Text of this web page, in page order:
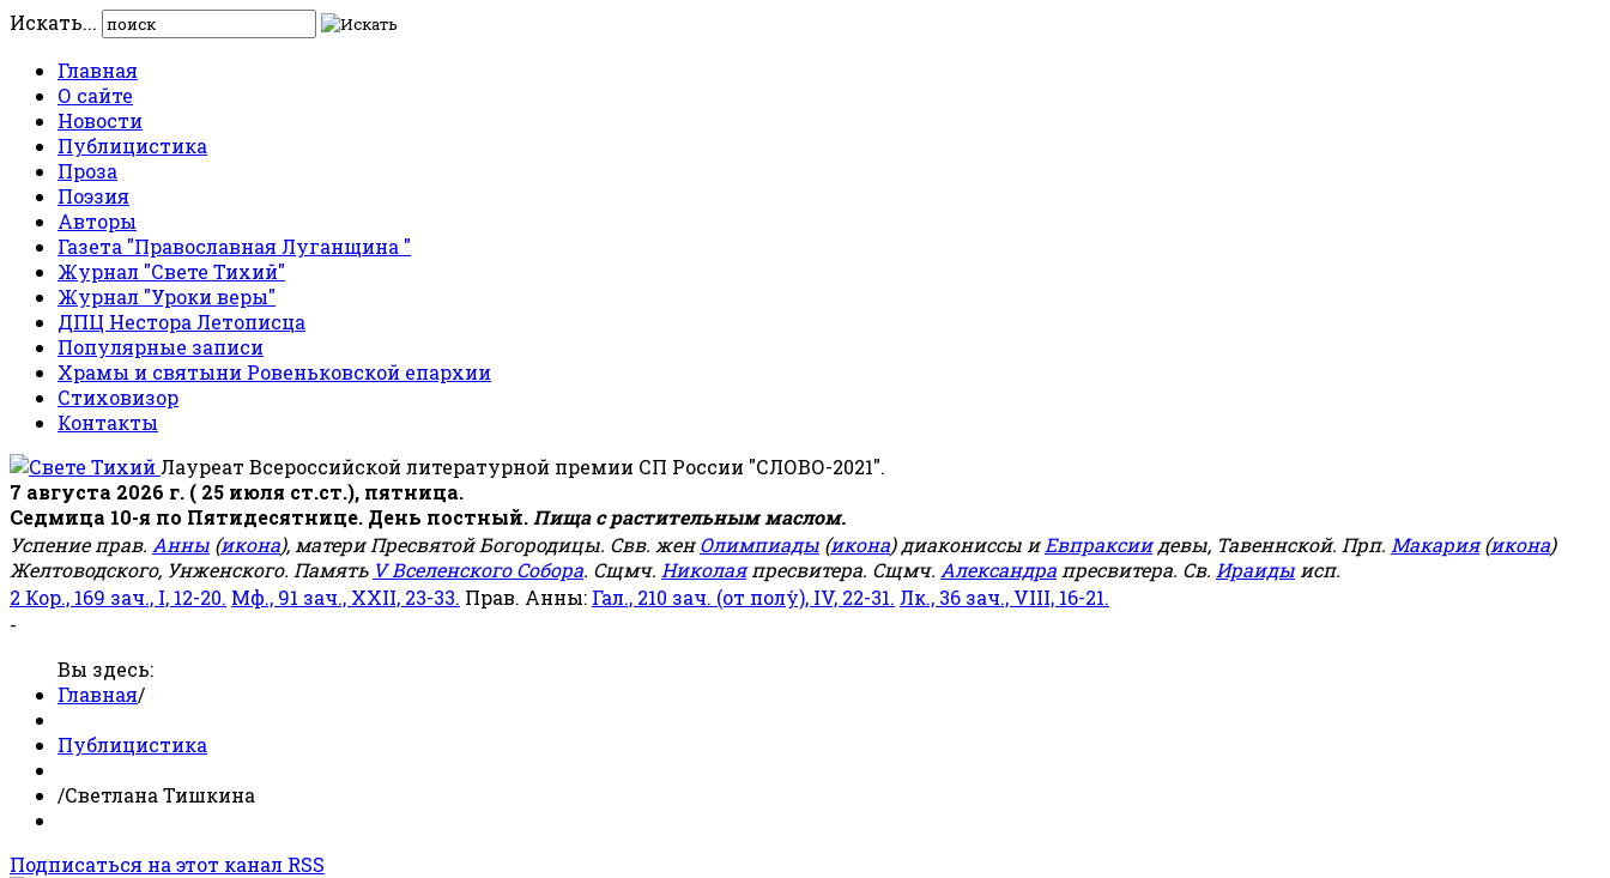
Искать...
Главная
О сайте
Новости
Публицистика
Проза
Поэзия
Авторы
Газета "Православная Луганщина "
Журнал "Свете Тихий"
Журнал "Уроки веры"
ДПЦ Нестора Летописца
Популярные записи
Храмы и святыни Ровеньковской епархии
Стиховизор
Контакты
Лауреат Всероссийской литературной премии СП России "СЛОВО-2021".
7 августа 2026 г. ( 25 июля ст.ст.), пятница.
Седмица 10-я по Пятидесятнице. День постный. Пища с растительным маслом.
Успение прав. Анны (икона), матери Пресвятой Богородицы. Свв. женОлимпиады (икона) диакониссы иЕвпраксиидевы, Тавеннской. Прп. Макария(икона)
Желтоводского, Унженского. Память V Вселенского Собора. Сщмч. Николаяпресвитера. Сщмч. Александра пресвитера. Св. Ираиды исп.
2 Кор., 169 зач., I, 12-20. Мф., 91 зач., XXII, 23-33. Прав. Анны: Гал., 210 зач. (от полу́), IV, 22-31. Лк., 36 зач., VIII, 16-21.
-
Вы здесь:
Главная/
Публицистика
/Светлана Тишкина
Подписаться на этот канал RSS